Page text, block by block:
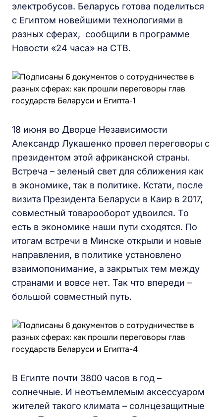
электробусов. Беларусь готова поделиться
с Египтом новейшими технологиями в
разных сферах, сообщили в программе
Новости «24 часа» на СТВ.
18 июня во Дворце Независимости
Александр Лукашенко провел переговоры с
президентом этой африканской страны.
Встреча – зеленый свет для сближения как
в экономике, так в политике. Кстати, после
визита Президента Беларуси в Каир в 2017,
совместный товарооборот удвоился. То
есть в экономике наши пути сходятся. По
итогам встречи в Минске открыли и новые
направления, в политике установлено
взаимопонимание, а закрытых тем между
странами и вовсе нет. Так что впереди –
большой совместный путь.
В Египте почти 3800 часов в год –
солнечные. И неотъемлемым аксессуаром
жителей такого климата – солнцезащитные